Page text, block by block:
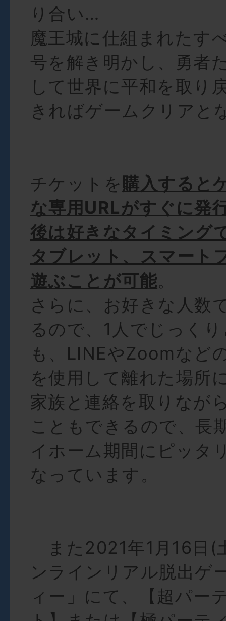
り合い…
魔王城に仕組まれたす
号を解き明かし、勇者
して世界に平和を取り
きればゲームクリアと
チケットを購入すると
な専用URLがすぐに発
後は好きなタイミング
タブレット、スマート
遊ぶことが可能。
さらに、お好きな人数
るので、1人でじっく
も、LINEやZoomなど
を使用して離れた場所
家族と連絡を取りなが
こともできるので、長
イホーム期間にピッタ
なっています。
また2021年1月16日(
ンラインリアル脱出ゲ
ィー」にて、【超パー